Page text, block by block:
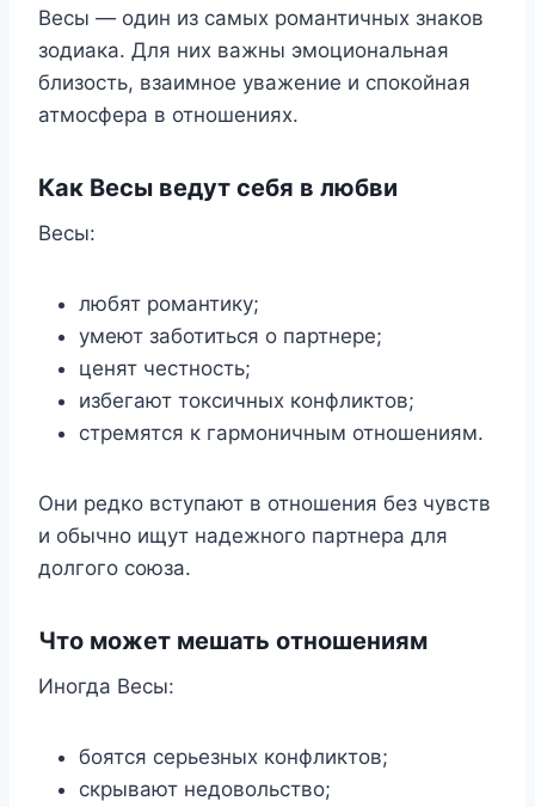
Весы — один из самых романтичных знаков
зодиака. Для них важны эмоциональная
близость, взаимное уважение и спокойная
атмосфера в отношениях.
Как Весы ведут себя в любви
Весы:
любят романтику;
умеют заботиться о партнере;
ценят честность;
избегают токсичных конфликтов;
стремятся к гармоничным отношениям.
Они редко вступают в отношения без чувств
и обычно ищут надежного партнера для
долгого союза.
Что может мешать отношениям
Иногда Весы:
боятся серьезных конфликтов;
скрывают недовольство;